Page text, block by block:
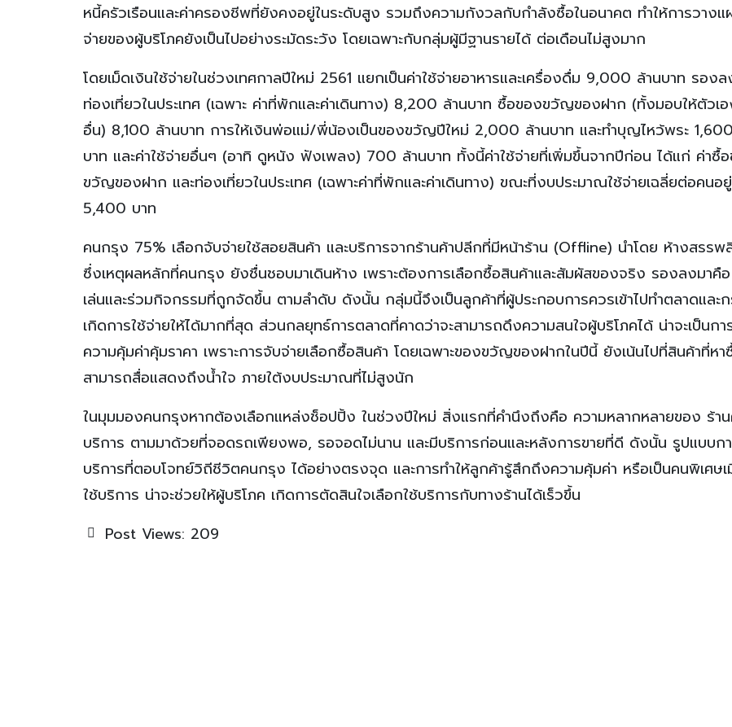
หนี้ครัวเรือนและค่าครองชีพที่ยังคงอยู่ในระดับสูง รวมถึงความกังวลกับกำลังซื้อในอนาคต ทำให้การวางแ
จ่ายของผู้บริโภคยังเป็นไปอย่างระมัดระวัง โดยเฉพาะกับกลุ่มผู้มีฐานรายได้ ต่อเดือนไม่สูงมาก
โดยเม็ดเงินใช้จ่ายในช่วงเทศกาลปีใหม่ 2561 แยกเป็นค่าใช้จ่ายอาหารและเครื่องดื่ม 9,000 ล้านบาท รอง
ท่องเที่ยวในประเทศ (เฉพาะ ค่าที่พักและค่าเดินทาง) 8,200 ล้านบาท ซื้อของขวัญของฝาก (ทั้งมอบให้ตัวเ
อื่น) 8,100 ล้านบาท การให้เงินพ่อแม่/พี่น้องเป็นของขวัญปีใหม่ 2,000 ล้านบาท และทำบุญไหว้พระ
บาท และค่าใช้จ่ายอื่นๆ (อาทิ ดูหนัง ฟังเพลง) 700 ล้านบาท ทั้งนี้ค่าใช้จ่ายที่เพิ่มขึ้นจากปีก่อน ได้แก่ ค่าซื้
ขวัญของฝาก และท่องเที่ยวในประเทศ (เฉพาะค่าที่พักและค่าเดินทาง) ขณะที่งบประมาณใช้จ่ายเฉลี่ยต่อคนอ
5,400 บาท
คนกรุง 75% เลือกจับจ่ายใช้สอยสินค้า และบริการจากร้านค้าปลีกที่มีหน้าร้าน (Offline) นำโดย ห้างสรรพ
ซึ่งเหตุผลหลักที่คนกรุง ยังชื่นชอบมาเดินห้าง เพราะต้องการเลือกซื้อสินค้าและสัมผัสของจริง รองลงมาคื
เล่นและร่วมกิจกรรมที่ถูกจัดขึ้น ตามลำดับ ดังนั้น กลุ่มนี้จึงเป็นลูกค้าที่ผู้ประกอบการควรเข้าไปทำตลาดและก
เกิดการใช้จ่ายให้ได้มากที่สุด ส่วนกลยุทธ์การตลาดที่คาดว่าจะสามารถดึงความสนใจผู้บริโภคได้ น่าจะเป็นกา
ความคุ้มค่าคุ้มราคา เพราะการจับจ่ายเลือกซื้อสินค้า โดยเฉพาะของขวัญของฝากในปีนี้ ยังเน้นไปที่สินค้าที่หา
สามารถสื่อแสดงถึงน้ำใจ ภายใต้งบประมาณที่ไม่สูงนัก
ในมุมมองคนกรุงหากต้องเลือกแหล่งช็อปปิ้ง ในช่วงปีใหม่ สิ่งแรกที่คำนึงถึงคือ ความหลากหลายของ ร้าน
บริการ ตามมาด้วยที่จอดรถเพียงพอ, รอจอดไม่นาน และมีบริการก่อนและหลังการขายที่ดี ดังนั้น รูปแบบก
บริการที่ตอบโจทย์วิถีชีวิตคนกรุง ได้อย่างตรงจุด และการทำให้ลูกค้ารู้สึกถึงความคุ้มค่า หรือเป็นคนพิเศษเ
ใช้บริการ น่าจะช่วยให้ผู้บริโภค เกิดการตัดสินใจเลือกใช้บริการกับทางร้านได้เร็วขึ้น
Post Views: 209